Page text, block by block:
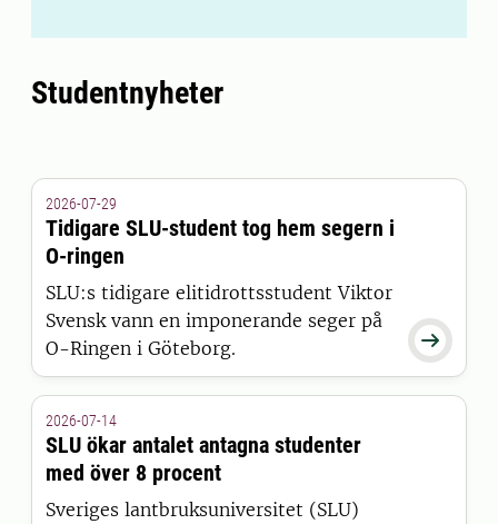
Studentnyheter

2026-07-29
Tidigare SLU-student tog hem segern i
O-ringen
SLU:s tidigare elitidrottsstudent Viktor
Svensk vann en imponerande seger på
O-Ringen i Göteborg.
2026-07-14
SLU ökar antalet antagna studenter
med över 8 procent
Sveriges lantbruksuniversitet (SLU)